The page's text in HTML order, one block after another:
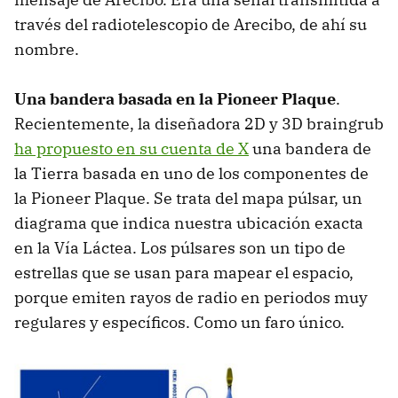
través del radiotelescopio de Arecibo, de ahí su
nombre.
Una bandera basada en la Pioneer Plaque.
Recientemente, la diseñadora 2D y 3D braingrub
ha propuesto en su cuenta de Xuna bandera de
la Tierra basada en uno de los componentes de
la Pioneer Plaque. Se trata del mapa púlsar, un
diagrama que indica nuestra ubicación exacta
en la Vía Láctea. Los púlsares son un tipo de
estrellas que se usan para mapear el espacio,
porque emiten rayos de radio en periodos muy
regulares y específicos. Como un faro único.